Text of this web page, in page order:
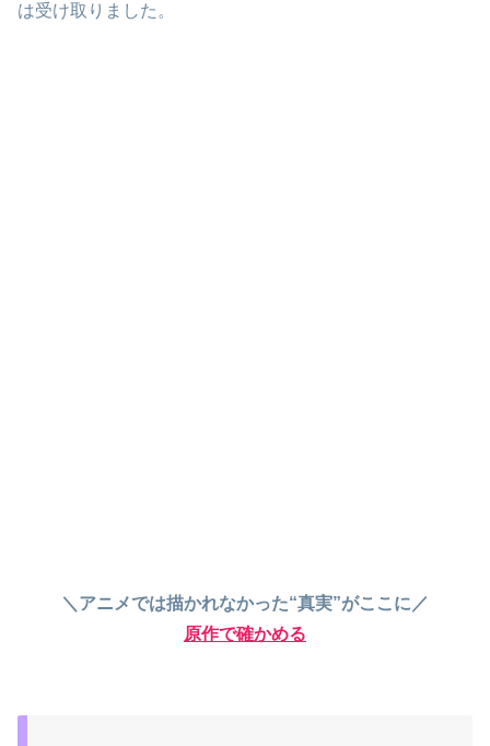
は受け取りました。
＼アニメでは描かれなかった“真実”がここに／
原作で確かめる